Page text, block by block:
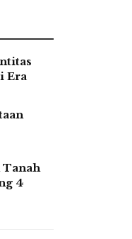
Era
Tanah
4